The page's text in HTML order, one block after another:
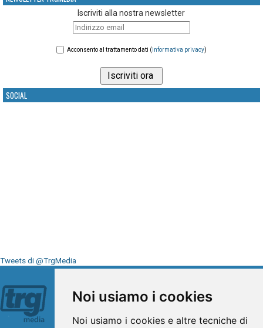
Noi usiamo i cookies
Noi usiamo i cookies e altre tecniche di
Iscriviti alla nostra newsletter
Acconsento al trattamento dati (informativa privacy)
SOCIAL
Tweets di @TrgMedia